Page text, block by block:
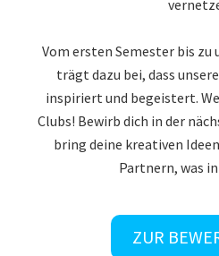
Vom ersten Semester bis zu
trägt dazu bei, dass
inspiriert und begeistert.
Clubs! Bewirb dich in der
bring deine kreativen
Partnern, was
ZUR